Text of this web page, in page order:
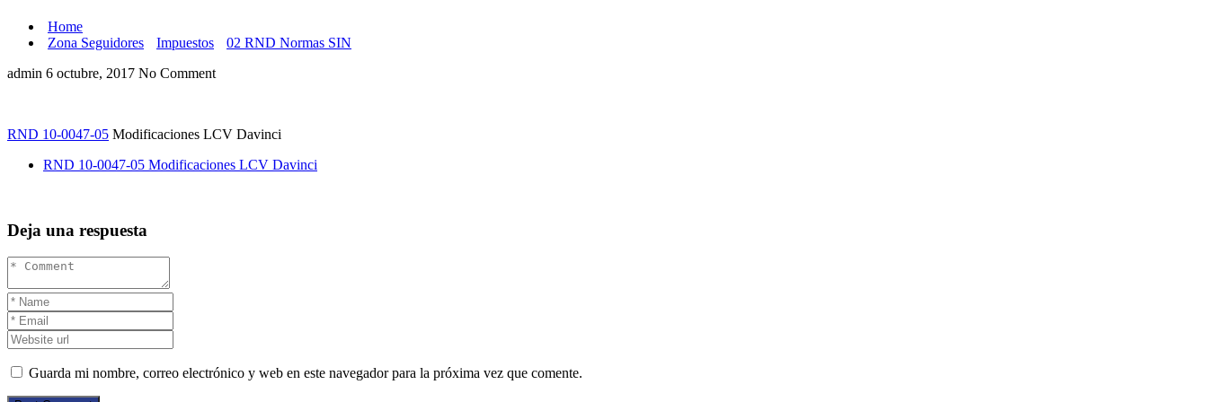
Home
Zona Seguidores
Impuestos
02 RND Normas SIN
admin 6 octubre, 2017 No Comment
RND 10-0047-05 Modificaciones LCV Davinci
RND 10-0047-05 Modificaciones LCV Davinci
Deja una respuesta
Guarda mi nombre, correo electrónico y web en este navegador para la próxima vez que comente.